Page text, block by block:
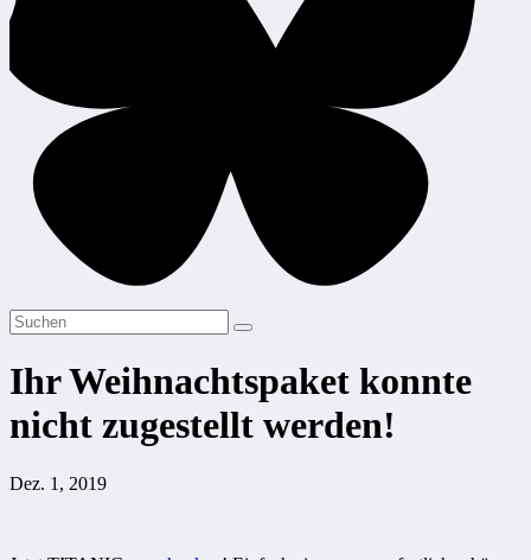
Ihr Weihnachtspaket konnte
nicht zugestellt werden!
Dez. 1, 2019